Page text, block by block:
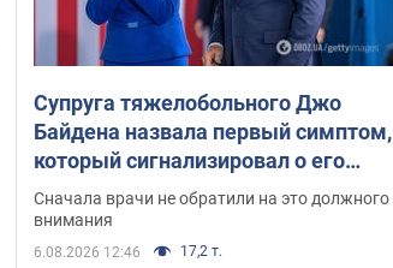
Супруга тяжелобольного Джо
Байдена назвала первый симптом,
который сигнализировал о его
"агрессивном" раке
Сначала врачи не обратили на это должного
внимания
6.08.2026 12:46 17,2 т.